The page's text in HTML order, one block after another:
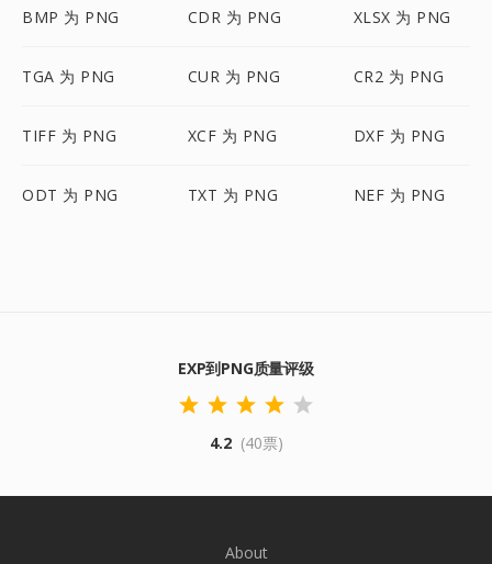
BMP 为 PNG CDR 为 PNG XLSX 为 PNG
TGA 为 PNG CUR 为 PNG CR2 为 PNG
TIFF 为 PNG XCF 为 PNG DXF 为 PNG
ODT 为 PNG TXT 为 PNG NEF 为 PNG
EXP到PNG质量评级
4.2 (40票)
About